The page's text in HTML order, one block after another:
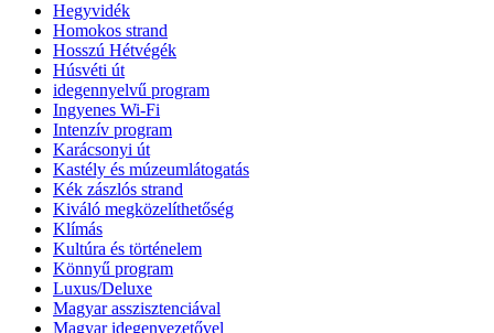
Hegyvidék
Homokos strand
Hosszú Hétvégék
Húsvéti út
idegennyelvű program
Ingyenes Wi-Fi
Intenzív program
Karácsonyi út
Kastély és múzeumlátogatás
Kék zászlós strand
Kiváló megközelíthetőség
Klímás
Kultúra és történelem
Könnyű program
Luxus/Deluxe
Magyar asszisztenciával
Magyar idegenvezetővel